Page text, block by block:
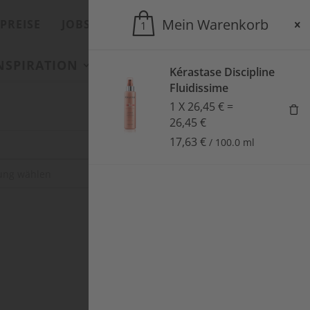
ONLINESHOP
AKTUELLES
1 Mein Warenkorb
Kérastase Discipline
Fluidissime
1 X 26,45 € =
26,45 €
17,63 € / 100.0 ml